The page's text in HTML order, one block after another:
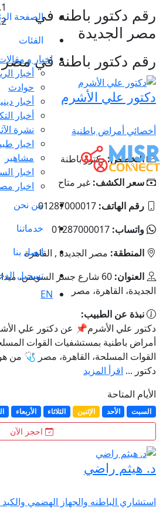
الصفحة
الفئات
اخبار و
أخبار
حوادث
أخبار
أخبار
نشرة
اخبار
مشاهير
اخبار
اخبار
من نحن
خدماتنا
اتصل بنا
تسجيل
EN
رقم دكتور باطنه في
مصر الجديدة
رقم دكتور باطنه في مصر
دكتور علي الأشرم
أخصائي أمراض باطنية
التخصص:دكتور باطنة
سعر الكشف: غير متاح
رقم الهاتف: ‎01287000017
واتساب: ‎01287000017
المنطقة: مصر الجديدة , القاهرة
العنوان:
60 شارع جسر السويس،
الجديدة، القاهرة، مصر
نبذة عن الطبيب:
دكتور علي الأشرم📌 عن دكتور علي
أمراض باطنية بمستشفيات القوات
القوات المسلحة، القاهرة، مصر 🩺 من
دكتور ... اقرأ المزيد
الأيام المتاحة
السبت الأحد الإثنين الثلاثاء الأربعاء
احجز الآن
د. هيثم راضي
استشاري الباطنه والجهاز الهضمي والكبد